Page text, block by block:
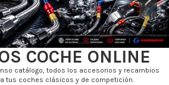
COCHE ONLINE
catálogo, todos los accesorios y recambios
tus coches clásicos y de competición.